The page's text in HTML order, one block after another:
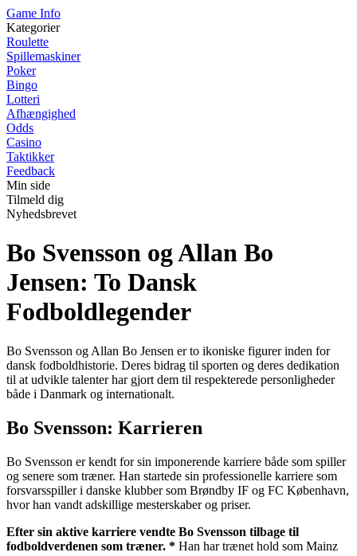
Game Info
Kategorier
Roulette
Spillemaskiner
Poker
Bingo
Lotteri
Afhængighed
Odds
Casino
Taktikker
Feedback
Min side
Tilmeld dig
Nyhedsbrevet
Bo Svensson og Allan Bo
Jensen: To Dansk
Fodboldlegender
Bo Svensson og Allan Bo Jensen er to ikoniske figurer inden for
dansk fodboldhistorie. Deres bidrag til sporten og deres dedikation
til at udvikle talenter har gjort dem til respekterede personligheder
både i Danmark og internationalt.
Bo Svensson: Karrieren
Bo Svensson er kendt for sin imponerende karriere både som spiller
og senere som træner. Han startede sin professionelle karriere som
forsvarsspiller i danske klubber som Brøndby IF og FC København,
hvor han vandt adskillige mesterskaber og priser.
Efter sin aktive karriere vendte Bo Svensson tilbage til
fodboldverdenen som træner. * Han har trænet hold som Mainz